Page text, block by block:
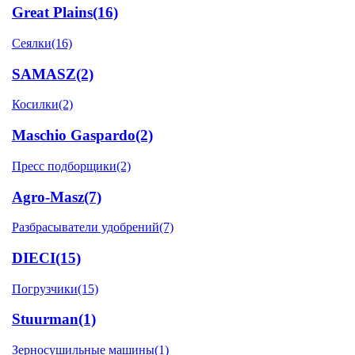
Great Plains(16)
Сеялки(16)
SAMASZ(2)
Косилки(2)
Maschio Gaspardo(2)
Пресс подборщики(2)
Agro-Masz(7)
Разбрасыватели удобрений(7)
DIECI(15)
Погрузчики(15)
Stuurman(1)
Зерносушильные машины(1)